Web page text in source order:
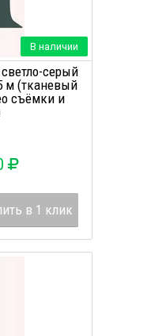
В наличии
серый
м (тканевый
съёмки и
в 1 клик